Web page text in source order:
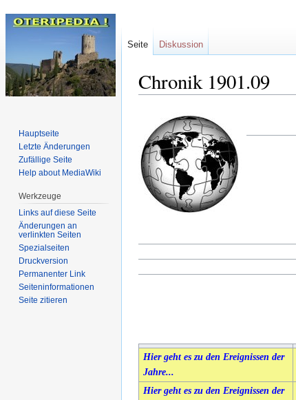
Chronik 1901.09
Navigation
springen
Suche
springen
Hier geht es zu den Ereignissen der
Jahre...
Hier geht es zu den Ereignissen der
Seite Diskussion
Hauptseite
Letzte Änderungen
Zufällige Seite
Help about MediaWiki
Werkzeuge
Links auf diese Seite
Änderungen an
verlinkten Seiten
Spezialseiten
Druckversion
Permanenter Link
Seiten­informationen
Seite zitieren